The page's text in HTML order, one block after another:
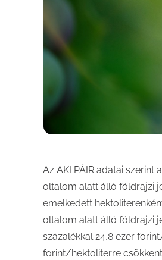
Az AKI PÁIR adatai
oltalom alatt álló földrajzi
emelkedett
oltalom alatt álló földrajzi
százalékkal 24,8 ezer
forint/hektoliterre